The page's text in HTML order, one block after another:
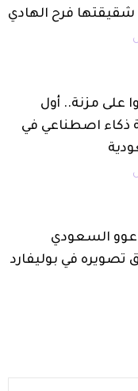
شقيقتها فرح الهادي
على مزنة.. أول
ذكاء اصطناعي في
عوو السعودي
تصويره في بوليفارد